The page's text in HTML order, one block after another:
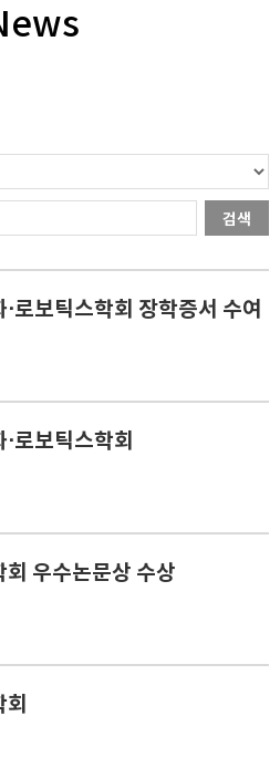
검색
로보틱스학회 장학증서 수여
로보틱스학회
우수논문상 수상